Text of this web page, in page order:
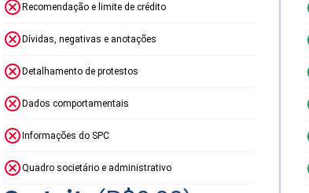
Recomendação e limite de crédito
Dívidas, negativas e anotações
Detalhamento de protestos
Dados comportamentais
Informações do SPC
Quadro societário e administrativo